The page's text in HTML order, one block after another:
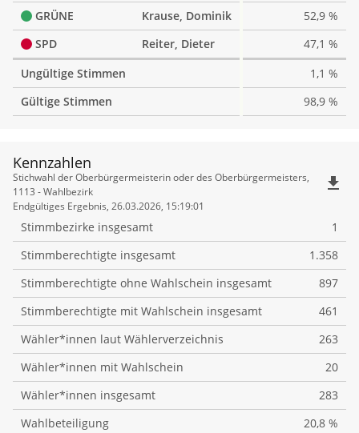
GRÜNE
Krause, Dominik
52,9 %
SPD
Reiter, Dieter
47,1 %
Ungültige Stimmen
1,1 %
Gültige Stimmen
98,9 %
Kennzahlen
Kennzahlen
Stichwahl der Oberbürgermeisterin oder des Oberbürgermeisters,
1113 - Wahlbezirk
Endgültiges Ergebnis, 26.03.2026, 15:19:01
file_download
Stimmbezirke insgesamt
1
Stimmberechtigte insgesamt
1.358
Stimmberechtigte ohne Wahlschein insgesamt
897
Stimmberechtigte mit Wahlschein insgesamt
461
Wähler*innen laut Wählerverzeichnis
263
Wähler*innen mit Wahlschein
20
Wähler*innen insgesamt
283
Wahlbeteiligung
20,8 %